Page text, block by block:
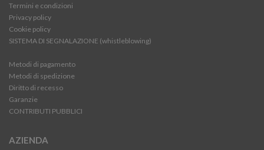
Termini e condizioni
Privacy policy
Cookie policy
SISTEMA DI SEGNALAZIONE (whistleblowing)
Metodi di pagamento
Metodi di spedizione
Diritto di recesso
Garanzie
CONTRIBUTI PUBBLICI
AZIENDA